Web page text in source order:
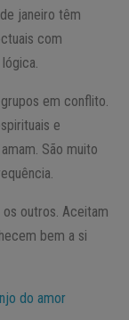
janeiro têm
com
em conflito.
e
São muito
outros. Aceitam
bem a si
do amor